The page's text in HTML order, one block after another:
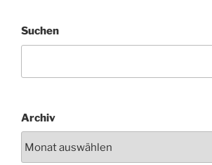
Suchen
Archiv